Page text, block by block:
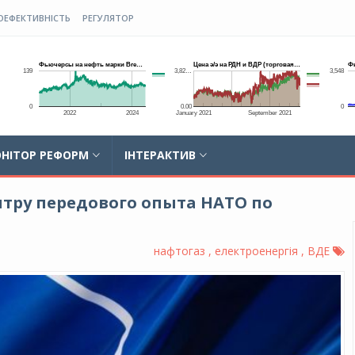
РЕГУЛЯТОР
РЕФОРМ ІНТЕРАКТИВ
передового опыта НАТО по
нафтогаз , електроенергія , ВДЕ